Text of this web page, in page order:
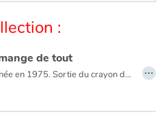
:
de tout
Mimi Cracra est née en 1975. Sortie du crayon d’Agnès Rosenstiehl pour le magazine “Pomme d’api”, cette petite fille aux joues roses et cheveux bruns à laquelle il est facile de s’identifier nous entraîne avec humour dans ses aventures quotidiennes. …